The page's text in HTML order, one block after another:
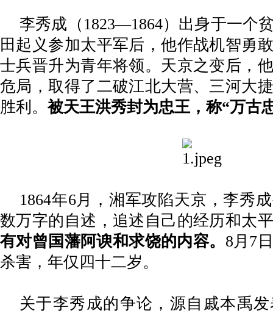
李秀成（ 1823—1864）出身于一个
田起义参加太平军后，他作战机智勇
士兵晋升为青年将领。天京之变后，
危局，取得了二破江北大营、三河大
胜利。被天王洪秀封为忠王，称“万古
1864年6月，湘军攻陷天京，李秀
数万字的自述，追述自己的经历和太
有对曾国藩阿谀和求饶的内容。 8月7
杀害，年仅四十二岁。
关于李秀成的争论，源自戚本禹